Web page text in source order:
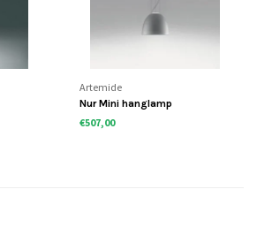
Artemide
Nur Mini hanglamp
€507,00